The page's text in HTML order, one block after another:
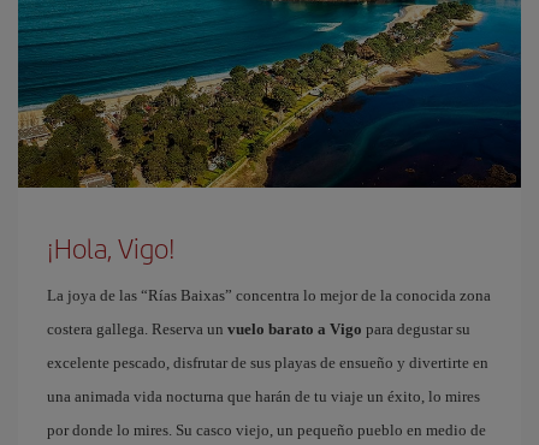
¡Hola, Vigo!
La joya de las “Rías Baixas” concentra lo mejor de la conocida zona
costera gallega. Reserva un vuelo barato a Vigo para degustar su
excelente pescado, disfrutar de sus playas de ensueño y divertirte en
una animada vida nocturna que harán de tu viaje un éxito, lo mires
por donde lo mires. Su casco viejo, un pequeño pueblo en medio de